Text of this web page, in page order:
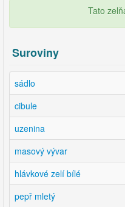
Tato
Suroviny
sádlo
cibule
uzenina
masový vývar
hlávkové zelí bílé
pepř mletý